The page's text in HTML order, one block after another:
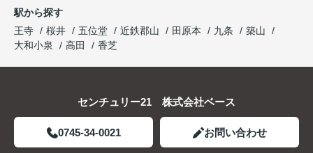
駅から探す
王寺
桜井 五位堂 近鉄郡山 田原本 九条
築山
大和小泉
高田 香芝
センチュリー21 株式会社ベース
0745-34-0021 お問い合わせ